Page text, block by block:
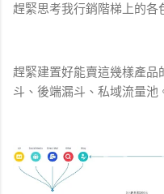
趕緊思考我行銷階梯上的各
趕緊建置好能賣這幾樣產品
斗、後端漏斗、私域流量池